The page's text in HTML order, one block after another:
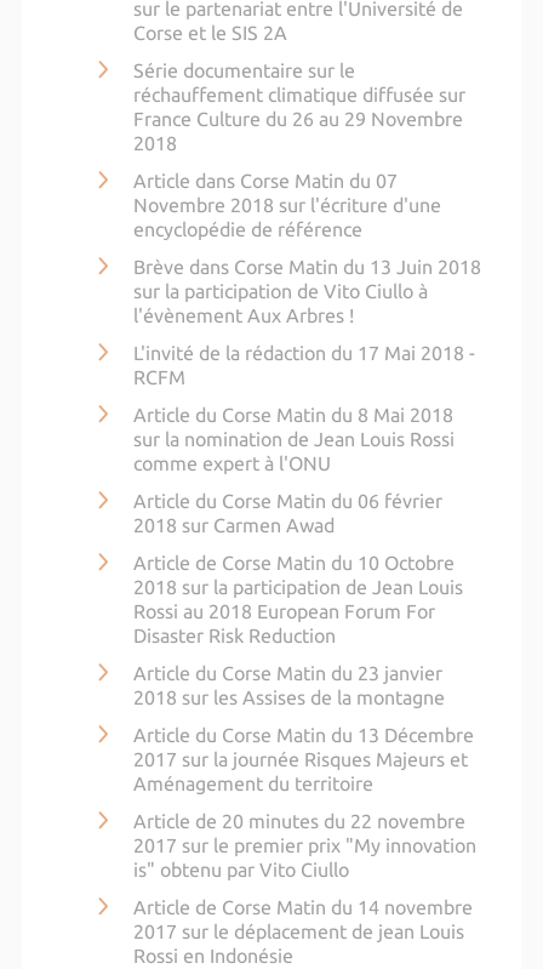
sur le partenariat entre l'Université de
Corse et le SIS 2A
Série documentaire sur le
réchauffement climatique diffusée sur
France Culture du 26 au 29 Novembre
2018
Article dans Corse Matin du 07
Novembre 2018 sur l'écriture d'une
encyclopédie de référence
Brève dans Corse Matin du 13 Juin 2018
sur la participation de Vito Ciullo à
l'évènement Aux Arbres !
L'invité de la rédaction du 17 Mai 2018 -
RCFM
Article du Corse Matin du 8 Mai 2018
sur la nomination de Jean Louis Rossi
comme expert à l'ONU
Article du Corse Matin du 06 février
2018 sur Carmen Awad
Article de Corse Matin du 10 Octobre
2018 sur la participation de Jean Louis
Rossi au 2018 European Forum For
Disaster Risk Reduction
Article du Corse Matin du 23 janvier
2018 sur les Assises de la montagne
Article du Corse Matin du 13 Décembre
2017 sur la journée Risques Majeurs et
Aménagement du territoire
Article de 20 minutes du 22 novembre
2017 sur le premier prix "My innovation
is" obtenu par Vito Ciullo
Article de Corse Matin du 14 novembre
2017 sur le déplacement de jean Louis
Rossi en Indonésie